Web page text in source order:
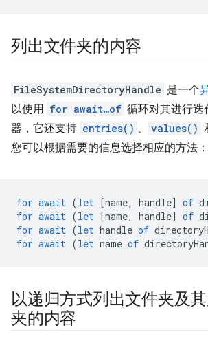
列出文件夹的内容
FileSystemDirectoryHandle 是一个
以使用 for await…of 循环对其进行迭
器，它还支持 entries() 、 values()
您可以根据需要的信息选择相应的方法：
for await (let [name, handle] of
for await (let [name, handle] of
for await (let handle of
for await (let name of
以递归方式列出文件夹及
夹的内容